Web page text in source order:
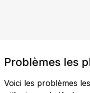
Problèmes les
Voici les problèmes